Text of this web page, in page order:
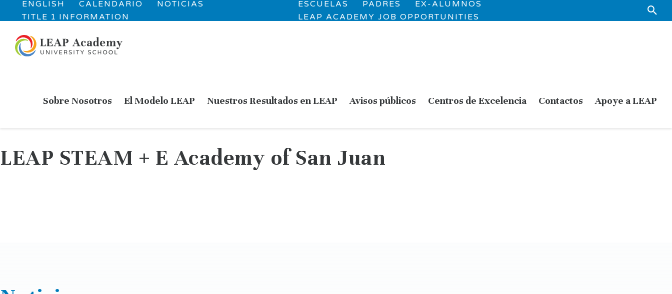
ENGLISH CALENDARIO
NOTICIAS
TITLE 1 INFORMATION
ESCUELAS PADRES
EX-ALUMNOS
LEAP ACADEMY JOB OPPORTUNITIES
Sobre Nosotros El Modelo LEAP Nuestros Resultados en LEAP Avisos públicos Centros de Excelencia Contactos Apoye a LEAP
LEAP STEAM + E Academy of San Juan